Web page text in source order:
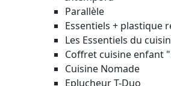
Parallèle
Essentiels + plastique
Les Essentiels du
Coffret cuisine enfant
Cuisine Nomade
Eplucheur T-Duo